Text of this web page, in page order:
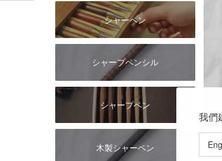
シャーペン
シャープペンシル
シャープペン
木製シャーペン
プ
品)
文
我們